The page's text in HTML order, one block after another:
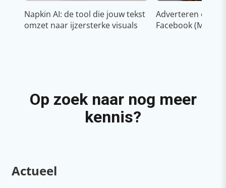
Napkin AI: de tool die jouw tekst
omzet naar ijzersterke visuals
Adverteren op
Facebook (Meta)
Op zoek naar nog meer
kennis?
Actueel